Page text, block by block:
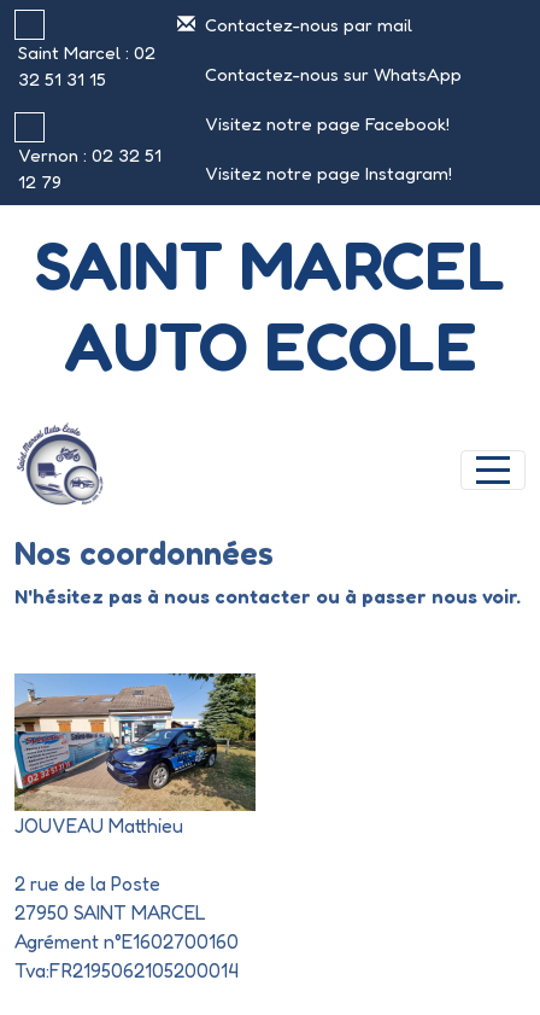
Panneau de gestion des cookies
Saint Marcel : 02
32 51 31 15
Vernon : 02 32 51
12 79
Contactez-nous par mail
Contactez-nous sur WhatsApp
Visitez notre page Facebook!
Visitez notre page Instagram!
SAINT MARCEL
AUTO ECOLE
Nos coordonnées
N'hésitez pas à nous contacter ou à passer nous voir.
JOUVEAU Matthieu
2 rue de la Poste
27950 SAINT MARCEL
Agrément n°E1602700160
Tva:FR2195062105200014